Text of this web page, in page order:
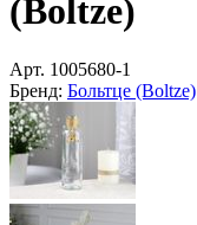
(Boltze)
Арт. 1005680-1
Бренд: Больтце (Boltze)